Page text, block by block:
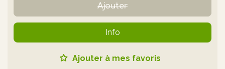
Ajouter
Info
Ajouter à mes favoris